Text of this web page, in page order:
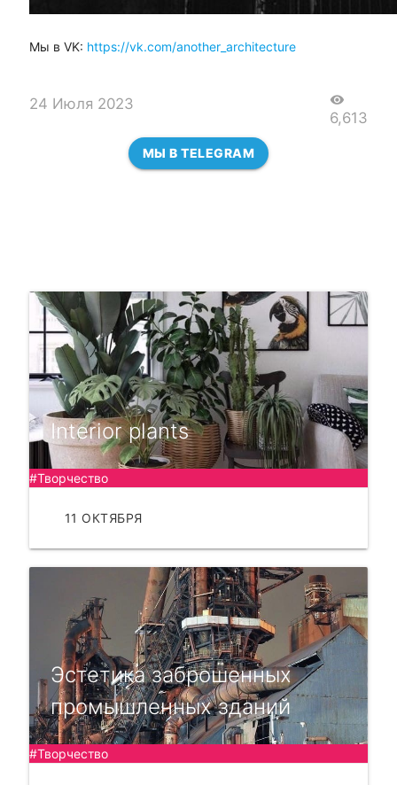
Мы в VK: https://vk.com/another_architecture
24 Июля 2023 visibility
6,613
МЫ В TELEGRAM
Interior plants
#Творчество
11 ОКТЯБРЯ
Эстетика заброшенных
промышленных зданий
#Творчество